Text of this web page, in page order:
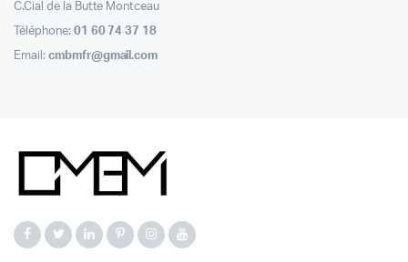
C.Cial de la Butte Montceau
Téléphone: 01 60 74 37 18
Email: cmbmfr@gmail.com